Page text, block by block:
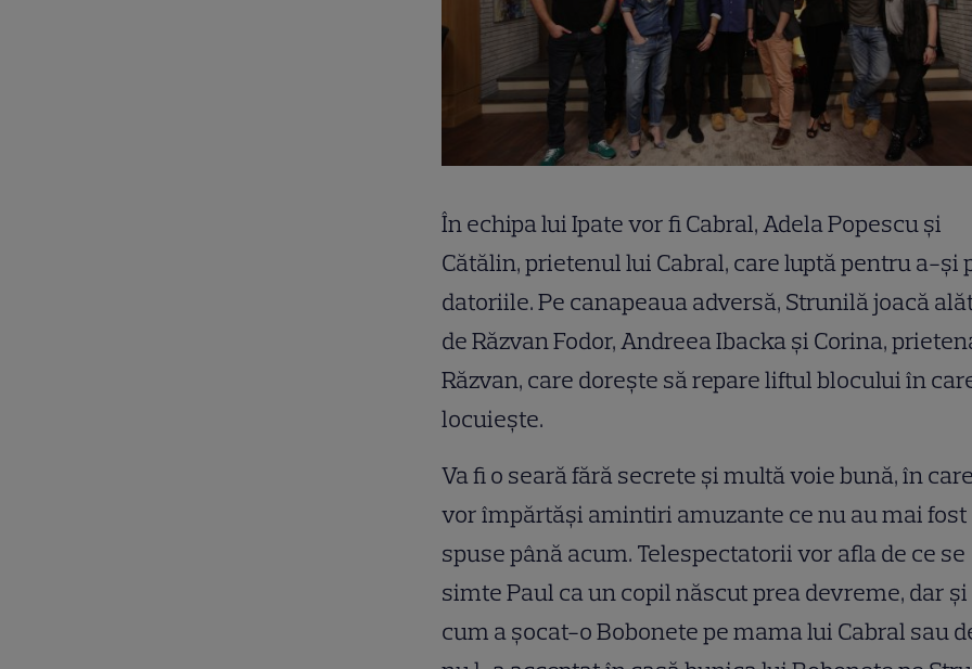
În echipa lui Ipate vor fi Cabral, Adela Popescu și
Cătălin, prietenul lui Cabral, care luptă pentru a-și
datoriile. Pe canapeaua adversă, Strunilă joacă
de Răzvan Fodor, Andreea Ibacka și Corina,
Răzvan, care dorește să repare liftul blocului în
locuiește.
Va fi o seară fără secrete și multă voie bună, în
vor împărtăși amintiri amuzante ce nu au mai fost
spuse până acum. Telespectatorii vor afla de ce se
simte Paul ca un copil născut prea devreme, dar și
cum a șocat-o Bobonete pe mama lui Cabral sau